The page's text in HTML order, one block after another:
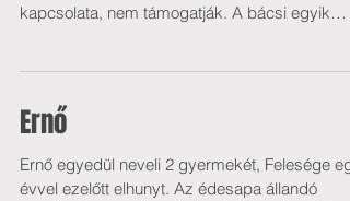
kapcsolata, nem támogatják. A bácsi egyik
Ernő
Ernő egyedül neveli 2 gyermekét, Felesége
évvel ezelőtt elhunyt. Az édesapa állandó